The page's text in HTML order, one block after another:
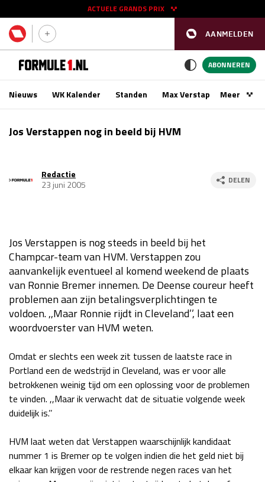
AANMELDEN
ACTUELE GRANDS PRIX
11 - 13 sep
Race
Kwalificatie
vr 14:00 - 15:00
Race
za 13:00 - 15:00
GP SINGAPORE 2026 09 - 11 okt
Race
zo 14:00 - 16:00
GP VERENIGDE STATEN 2026
Kwalificatie
za 23:00 - 00:00
Race
zo 21:00 - 23:00
GP MEXICO 2026 30 okt - 01 nov
GP SÃO PAULO 2026 06 - 08 nov
Race
zo 18:00 - 20:00
ABONNEREN
Nieuws WK Kalender Standen Max VerstappenMeer
Jos Verstappen nog in beeld bij HVM
Redactie
23 juni 2005
DELEN
Jos Verstappen is nog steeds in beeld bij het
Champcar-team van HVM. Verstappen zou
aanvankelijk eventueel al komend weekend de plaats
van Ronnie Bremer innemen. De Deense coureur heeft
problemen aan zijn betalingsverplichtingen te
voldoen. ,,Maar Ronnie rijdt in Cleveland’’, laat een
woordvoerster van HVM weten.
Omdat er slechts een week zit tussen de laatste race in
Portland een de wedstrijd in Cleveland, was er voor alle
betrokkenen weinig tijd om een oplossing voor de problemen
te vinden. ,,Maar ik verwacht dat de situatie volgende week
duidelijk is.’’
HVM laat weten dat Verstappen waarschijnlijk kandidaat
nummer 1 is Bremer op te volgen indien die het geld niet bij
elkaar kan krijgen voor de restrende negen races van het